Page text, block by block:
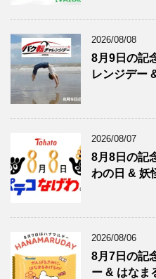
2026/08/08
8月9日の記
レンジデー
2026/08/07
8月8日の記
わの日 & 妖
2026/08/06
8月7日の記
ー & はなま